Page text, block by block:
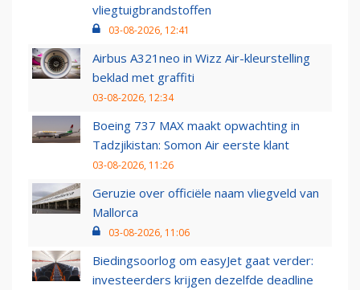
vliegtuigbrandstoffen
03-08-2026, 12:41
Airbus A321neo in Wizz Air-kleurstelling
beklad met graffiti
03-08-2026, 12:34
Boeing 737 MAX maakt opwachting in
Tadzjikistan: Somon Air eerste klant
03-08-2026, 11:26
Geruzie over officiële naam vliegveld van
Mallorca
03-08-2026, 11:06
Biedingsoorlog om easyJet gaat verder:
investeerders krijgen dezelfde deadline